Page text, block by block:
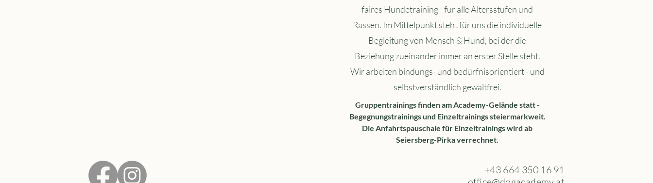
faires Hundetraining - für alle Altersstufen und
Rassen. Im Mittelpunkt steht für uns die individuelle
Begleitung von Mensch & Hund, bei der die
Beziehung zueinander immer an erster Stelle steht.
Wir arbeiten bindungs- und bedürfnisorientiert - und
selbstverständlich gewaltfrei.
Gruppentrainings finden am Academy-Gelände statt -
Begegnungstrainings und Einzeltrainings steiermarkweit.
Die Anfahrtspauschale für Einzeltrainings wird ab
Seiersberg-Pirka verrechnet.
+43 664 350 16 91